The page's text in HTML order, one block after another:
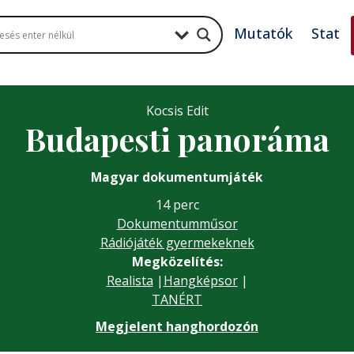
Mutatók Stat
Kocsis Edit
Budapesti panoráma
Magyar dokumentumjáték
14 perc
Dokumentumműsor
Rádiójáték gyermekeknek
Megközelítés:
Realista | Hangképsor|
TANÉRT
Megjelent hanghordozón